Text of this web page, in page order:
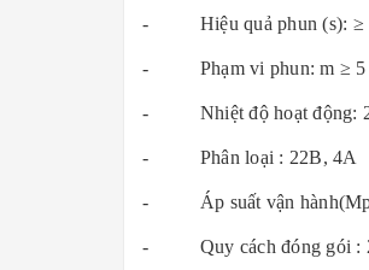
- Hiệu quả phun (s): ≥
- Phạm vi phun: m ≥ 5
- Nhiệt độ hoạt động:
- Phân loại : 22B, 4A
- Áp suất vận
- Quy cách đóng gói : 2